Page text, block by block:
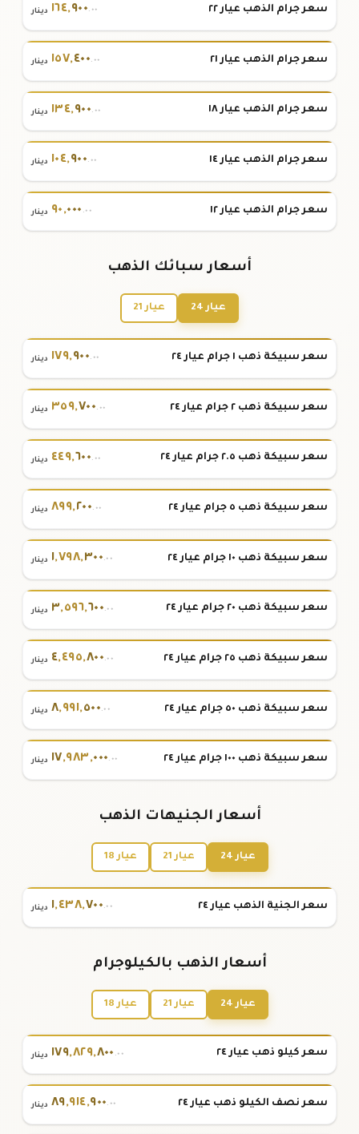
سعر جرام الذهب عيار ٢٢ ١٦٤,٩٠٠.٠٠ دينار
سعر جرام الذهب عيار ٢١ ١٥٧,٤٠٠.٠٠ دينار
سعر جرام الذهب عيار ١٨ ١٣٤,٩٠٠.٠٠ دينار
سعر جرام الذهب عيار ١٤ ١٠٤,٩٠٠.٠٠ دينار
سعر جرام الذهب عيار ١٢ ٩٠,٠٠٠ .٠٠ دينار
أسعار سبائك الذهب
عيار 24 عيار 21
سعر سبيكة ذهب ١ جرام عيار ٢٤ ١٧٩,٩٠٠.٠٠ دينار
سعر سبيكة ذهب ٢ جرام عيار ٢٤ ٣٥٩,٧٠٠.٠٠ دينار
سعر سبيكة ذهب ٢.٥ جرام عيار ٢٤ ٤٤٩,٦٠٠.٠٠ دينار
سعر سبيكة ذهب ٥ جرام عيار ٢٤ ٨٩٩,٢٠٠.٠٠ دينار
سعر سبيكة ذهب ١٠ جرام عيار ٢٤ ١,٧٩٨,٣٠٠.٠٠ دينار
سعر سبيكة ذهب ٢٠ جرام عيار ٢٤ ٣,٥٩٦,٦٠٠.٠٠ دينار
سعر سبيكة ذهب ٢٥ جرام عيار ٢٤ ٤,٤٩٥,٨٠٠.٠٠ دينار
سعر سبيكة ذهب ٥٠ جرام عيار ٢٤ ٨,٩٩١,٥٠٠.٠٠ دينار
سعر سبيكة ذهب ١٠٠ جرام عيار ٢٤ ١٧,٩٨٣,٠٠٠.٠٠ دينار
أسعار الجنيهات الذهب
عيار 24 عيار 21 عيار 18
سعر الجنية الذهب عيار ٢٤ ١,٤٣٨,٧٠٠.٠٠ دينار
أسعار الذهب بالكيلوجرام
عيار 24 عيار 21 عيار 18
سعر كيلو ذهب عيار ٢٤ ١٧٩,٨٢٩,٨٠٠ .٠٠ دينار
سعر نصف الكيلو ذهب عيار ٢٤ ٨٩,٩١٤,٩٠٠.٠٠ دينار